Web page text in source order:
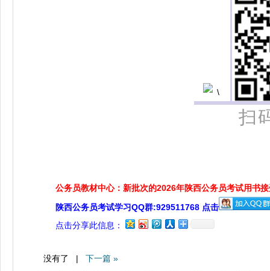
扫
公务员教材中心：新批次的2026年陕西公务员考试用书
陕西公务员考试学习QQ群:929511768 点击
点击分享此信息：
没有了 | 下一篇 »